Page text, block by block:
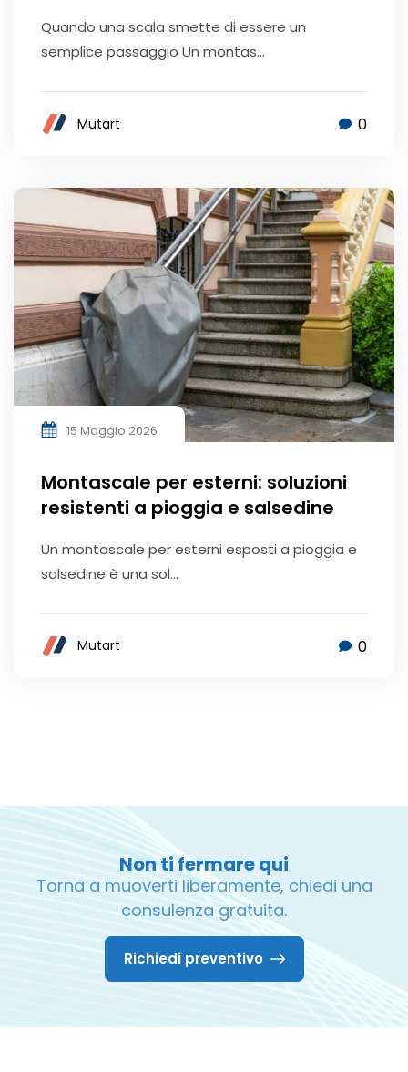
Quando una scala smette di essere un
semplice passaggio Un montas...
Mutart 0
15 Maggio 2026
Montascale per esterni: soluzioni
resistenti a pioggia e salsedine
Un montascale per esterni esposti a pioggia e
salsedine è una sol...
Mutart 0
Non ti fermare qui
Torna a muoverti liberamente, chiedi una
consulenza gratuita.
Richiedi preventivo